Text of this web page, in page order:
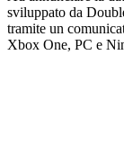
sviluppato da
tramite un
Xbox One, PC e